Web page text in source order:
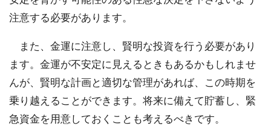
注意する必要があります。
また、金運に注意し、賢明な投資を行う必要があり
ます。金運が不安定に見えるときもあるかもしれませ
んが、賢明な計画と適切な管理があれば、この時期を
乗り越えることができます。将来に備えて貯蓄し、緊
急資金を用意しておくことも考えるべきです。